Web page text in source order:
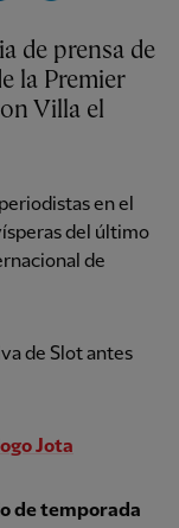
de prensa de
la Premier
Villa el
en el
del último
de
de Slot antes
Jota
de temporada